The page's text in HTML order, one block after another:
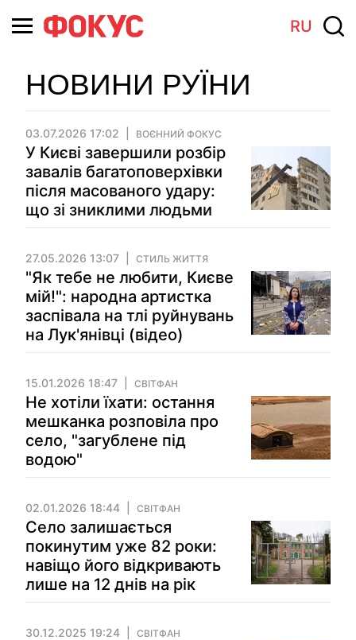
RU
НОВИНИ РУЇНИ
03.07.2026 17:02 ВОЄННИЙ ФОКУС
У Києві завершили розбір
завалів багатоповерхівки
після масованого удару:
що зі зниклими людьми
27.05.2026 13:07 СТИЛЬ ЖИТТЯ
"Як тебе не любити, Києве
мій!": народна артистка
заспівала на тлі руйнувань
на Лук'янівці (відео)
15.01.2026 18:47 СВІТФАН
Не хотіли їхати: остання
мешканка розповіла про
село, "загублене під
водою"
02.01.2026 18:44 СВІТФАН
Село залишається
покинутим уже 82 роки:
навіщо його відкривають
лише на 12 днів на рік
30.12.2025 19:24 СВІТФАН